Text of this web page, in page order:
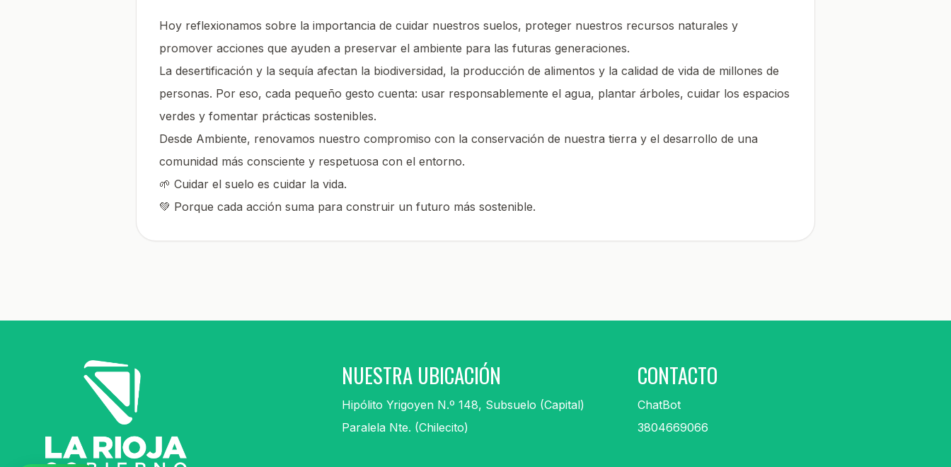
Hoy reflexionamos sobre la importancia de cuidar nuestros suelos, proteger nuestros recursos naturales y
promover acciones que ayuden a preservar el ambiente para las futuras generaciones.
La desertificación y la sequía afectan la biodiversidad, la producción de alimentos y la calidad de vida de millones de
personas. Por eso, cada pequeño gesto cuenta: usar responsablemente el agua, plantar árboles, cuidar los espacios
verdes y fomentar prácticas sostenibles.
Desde Ambiente, renovamos nuestro compromiso con la conservación de nuestra tierra y el desarrollo de una
comunidad más consciente y respetuosa con el entorno.
🌱 Cuidar el suelo es cuidar la vida.
💚 Porque cada acción suma para construir un futuro más sostenible.
NUESTRA UBICACIÓN
Hipólito Yrigoyen N.º 148, Subsuelo (Capital)
Paralela Nte. (Chilecito)
CONTACTO
ChatBot
3804669066